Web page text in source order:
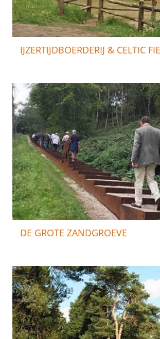
IJZERTIJDBOERDERIJ & CELTIC
DE GROTE ZANDGROEVE